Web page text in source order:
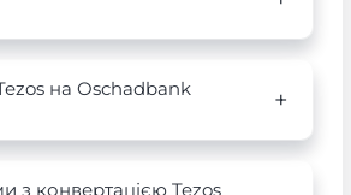
на Oschadbank
з конвертацією Tezos